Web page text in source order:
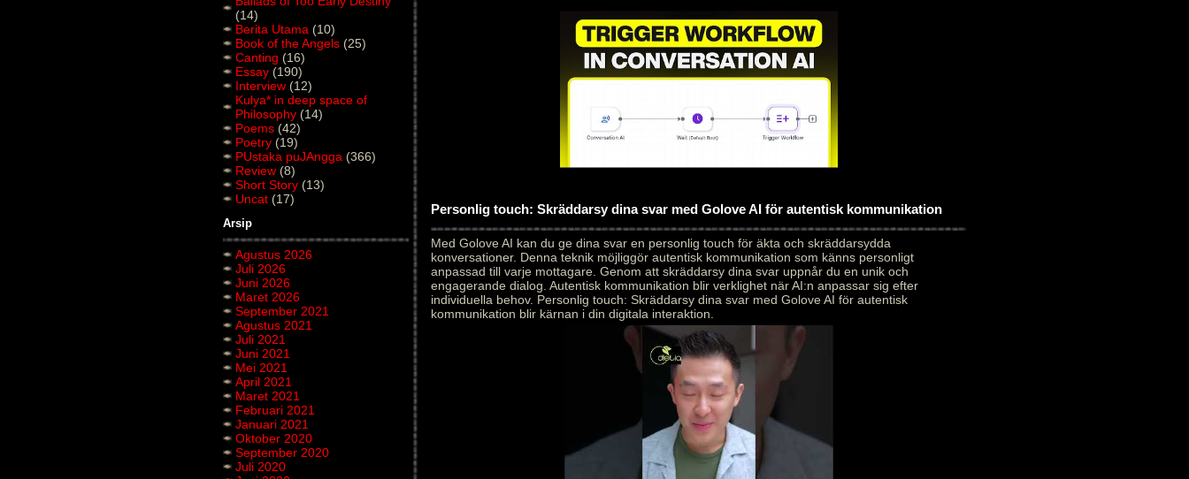
(14)
Berita Utama (10)
Book of the Angels (25)
Canting (16)
Essay (190)
Interview (12)
Kulya* in deep space of
Philosophy (14)
Poems (42)
Poetry (19)
PUstaka puJAngga (366)
Review (8)
Short Story (13)
Uncat (17)
Arsip
Agustus 2026
Juli 2026
Juni 2026
Maret 2026
September 2021
Agustus 2021
Juli 2021
Juni 2021
Mei 2021
April 2021
Maret 2021
Februari 2021
Januari 2021
Oktober 2020
September 2020
Juli 2020
Personlig touch: Skräddarsy dina svar med Golove AI för autentisk kommunikation
Med Golove AI kan du ge dina svar en personlig touch för äkta och skräddarsydda
konversationer. Denna teknik möjliggör autentisk kommunikation som känns personligt
anpassad till varje mottagare. Genom att skräddarsy dina svar uppnår du en unik och
engagerande dialog. Autentisk kommunikation blir verklighet när AI:n anpassar sig efter
individuella behov. Personlig touch: Skräddarsy dina svar med Golove AI för autentisk
kommunikation blir kärnan i din digitala interaktion.